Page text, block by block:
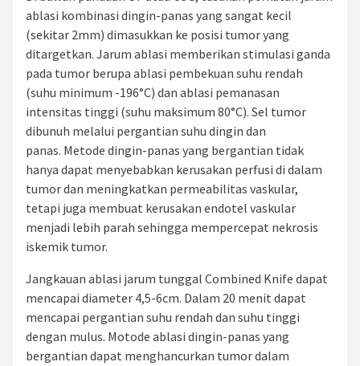
ablasi kombinasi dingin-panas yang sangat kecil
(sekitar 2mm) dimasukkan ke posisi tumor yang
ditargetkan. Jarum ablasi memberikan stimulasi ganda
pada tumor berupa ablasi pembekuan suhu rendah
(suhu minimum -196°C) dan ablasi pemanasan
intensitas tinggi (suhu maksimum 80°C). Sel tumor
dibunuh melalui pergantian suhu dingin dan
panas. Metode dingin-panas yang bergantian tidak
hanya dapat menyebabkan kerusakan perfusi di dalam
tumor dan meningkatkan permeabilitas vaskular,
tetapi juga membuat kerusakan endotel vaskular
menjadi lebih parah sehingga mempercepat nekrosis
iskemik tumor.
Jangkauan ablasi jarum tunggal Combined Knife dapat
mencapai diameter 4,5-6cm. Dalam 20 menit dapat
mencapai pergantian suhu rendah dan suhu tinggi
dengan mulus. Motode ablasi dingin-panas yang
bergantian dapat menghancurkan tumor dalam